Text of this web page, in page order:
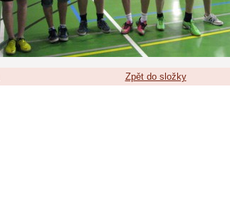
Zpět do složky